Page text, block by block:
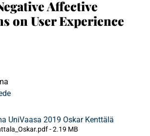
Affective
on User Experience
UniVaasa 2019 Oskar Kenttälä
-2.19 MB